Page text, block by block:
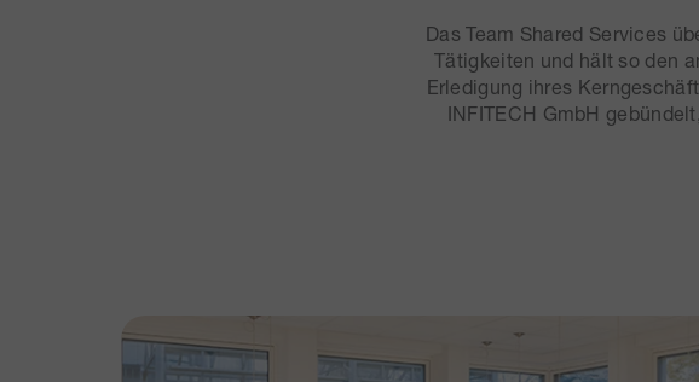
Das Team Shared Services
Tätigkeiten und hält so den
Erledigung ihres
INFITECH GmbH